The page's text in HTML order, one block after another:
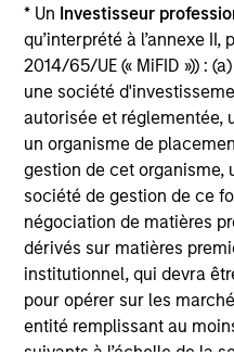
* Un Investisseur
qu’interprété à l’annexe
2014/65/UE (« MiFID »)) :
une société
autorisée et réglementée,
un organisme de
gestion de cet organisme,
société de gestion de ce
négociation de matières
dérivés sur matières
institutionnel, qui devra
pour opérer sur les
entité remplissant au
securities, insurance or
All investing involves
Please refer to the
information on the
considerations.